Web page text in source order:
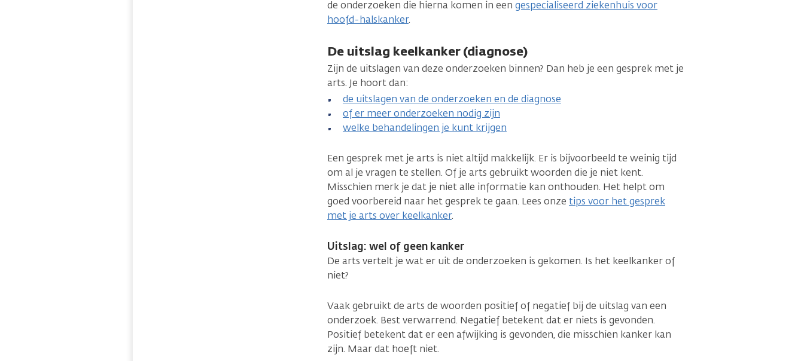
de onderzoeken die hierna komen in een gespecialiseerd ziekenhuis voor
hoofd-halskanker.
De uitslag keelkanker (diagnose)
Zijn de uitslagen van deze onderzoeken binnen? Dan heb je een gesprek met je
arts. Je hoort dan:
de uitslagen van de onderzoeken en de diagnose
of er meer onderzoeken nodig zijn
welke behandelingen je kunt krijgen
Een gesprek met je arts is niet altijd makkelijk. Er is bijvoorbeeld te weinig tijd
om al je vragen te stellen. Of je arts gebruikt woorden die je niet kent.
Misschien merk je dat je niet alle informatie kan onthouden. Het helpt om
goed voorbereid naar het gesprek te gaan. Lees onze tips voor het gesprek
met je arts over keelkanker.
Uitslag: wel of geen kanker
De arts vertelt je wat er uit de onderzoeken is gekomen. Is het keelkanker of
niet?
Vaak gebruikt de arts de woorden positief of negatief bij de uitslag van een
onderzoek. Best verwarrend. Negatief betekent dat er niets is gevonden.
Positief betekent dat er een afwijking is gevonden, die misschien kanker kan
zijn. Maar dat hoeft niet.